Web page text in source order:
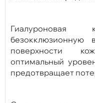
безокклюзионную
поверхности
оптимальный
предотвращает